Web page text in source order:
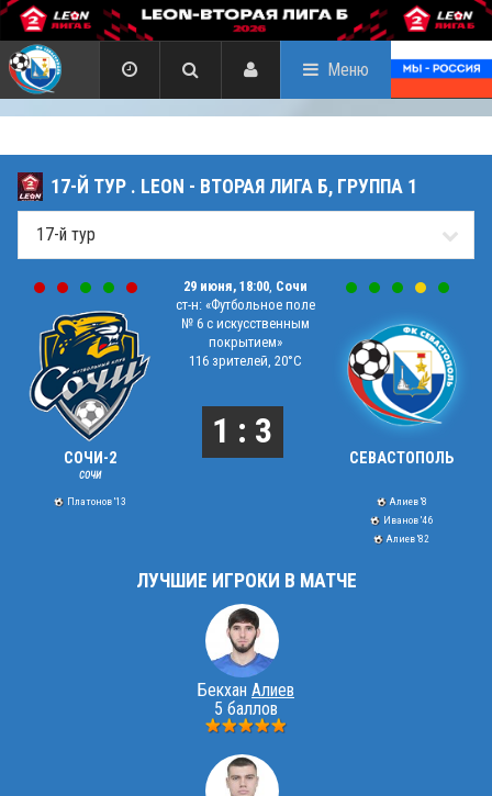
Меню
17-Й ТУР . LEON - ВТОРАЯ ЛИГА Б, ГРУППА 1
СОЧИ-2
СОЧИ
Платонов '13
29 июня, 18:00 Сочи
ст-н: «Футбольное поле
№ 6 с искусственным
покрытием»
116 зрителей, 20°C
1 : 3
СЕВАСТОПОЛЬ
Алиев '8
Иванов '46
Алиев '82
ЛУЧШИЕ ИГРОКИ В МАТЧЕ
Бекхан Алиев
5 баллов